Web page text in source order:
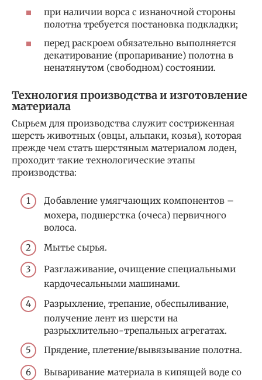
при наличии ворса с изнаночной стороны
полотна требуется постановка подкладки;
перед раскроем обязательно выполняется
декатирование (пропаривание) полотна в
ненатянутом (свободном) состоянии.
Технология производства и изготовление
материала
Сырьем для производства служит состриженная
шерсть животных (овцы, альпаки, козья), которая
прежде чем стать шерстяным материалом лоден,
проходит такие технологические этапы
производства:
Добавление умягчающих компонентов –
мохера, подшерстка (очеса) первичного
волоса.
Мытье сырья.
Разглаживание, очищение специальными
кардочесальными машинами.
Разрыхление, трепание, обеспыливание,
получение лент из шерсти на
разрыхлительно-трепальных агрегатах.
Прядение, плетение/вывязывание полотна.
Вываривание материала в кипящей воде со